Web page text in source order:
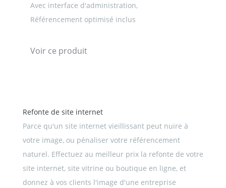
Avec interface d'administration,
Référencement optimisé inclus
Voir ce produit
Refonte de site internet
Parce qu'un site internet vieillissant peut nuire à
votre image, ou pénaliser votre référencement
naturel. Effectuez au meilleur prix la refonte de votre
site internet, site vitrine ou boutique en ligne, et
donnez à vos clients l'image d'une entreprise